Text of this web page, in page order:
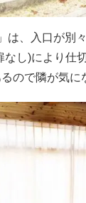
は、入口が別
し)により仕
ので隣が気に